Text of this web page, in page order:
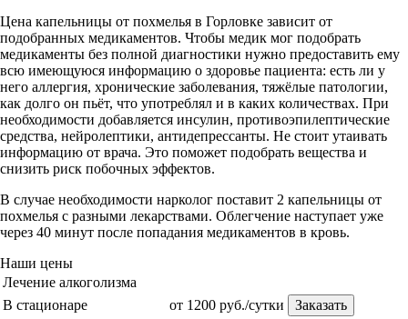
Цена капельницы от похмелья в Горловке зависит от
подобранных медикаментов. Чтобы медик мог подобрать
медикаменты без полной диагностики нужно предоставить ему
всю имеющуюся информацию о здоровье пациента: есть ли у
него аллергия, хронические заболевания, тяжёлые патологии,
как долго он пьёт, что употреблял и в каких количествах. При
необходимости добавляется инсулин, противоэпилептические
средства, нейролептики, антидепрессанты. Не стоит утаивать
информацию от врача. Это поможет подобрать вещества и
снизить риск побочных эффектов.
В случае необходимости нарколог поставит 2 капельницы от
похмелья с разными лекарствами. Облегчение наступает уже
через 40 минут после попадания медикаментов в кровь.
Наши цены
Лечение алкоголизма
В стационаре
от 1200 руб./сутки Заказать